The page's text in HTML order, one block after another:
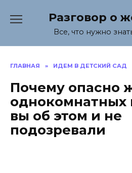
содержанию
Разговор о
Все, что нужно
ГЛАВНАЯ » ИДЕМ В ДЕТСКИЙ САД
Почему опасно
однокомнатных
вы об этом и не
подозревали